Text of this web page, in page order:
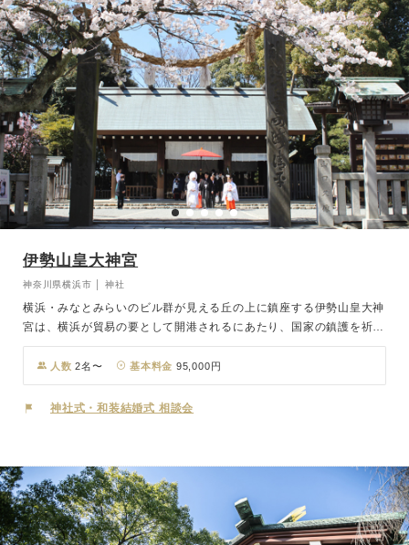
伊勢山皇大神宮
神奈川県横浜市 │ 神社
横浜・みなとみらいのビル群が見える丘の上に鎮座する伊勢山皇大神
宮は、横浜が貿易の要として開港されるにあたり、国家の鎮護を祈る
事を目的に明治3年に創建された、今も参拝する人が絶えない神奈川
県の宗社です。御祭神は三重県伊勢市の伊勢神宮の内宮と同じ天照大
御神をお祀りし、2020年に鎮座150周年を迎えました。 三重の伊勢
神宮内宮の古社殿を賜わり本殿として移築されることになり、2017
気持ち。夕刻より執り行われる『御神火の誓』も伊勢山皇大神宮の特
長です。竹筒に入った誘導灯の灯りが石畳の参道を照らし幻想的な雰
囲気に包まれます。 桜をはじめ、四季の彩りに包まれながら趣のあ
る格式高い神前式が叶います。
人数 2名〜 基本料金 95,000円
神社式・和装結婚式 相談会